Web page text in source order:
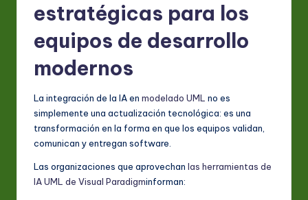
estratégicas para los
equipos de desarrollo
modernos
La integración de la IA en modelado UML no es
simplemente una actualización tecnológica: es una
transformación en la forma en que los equipos validan,
comunican y entregan software.
Las organizaciones que aprovechan las herramientas de
IA UML de Visual Paradigminforman: